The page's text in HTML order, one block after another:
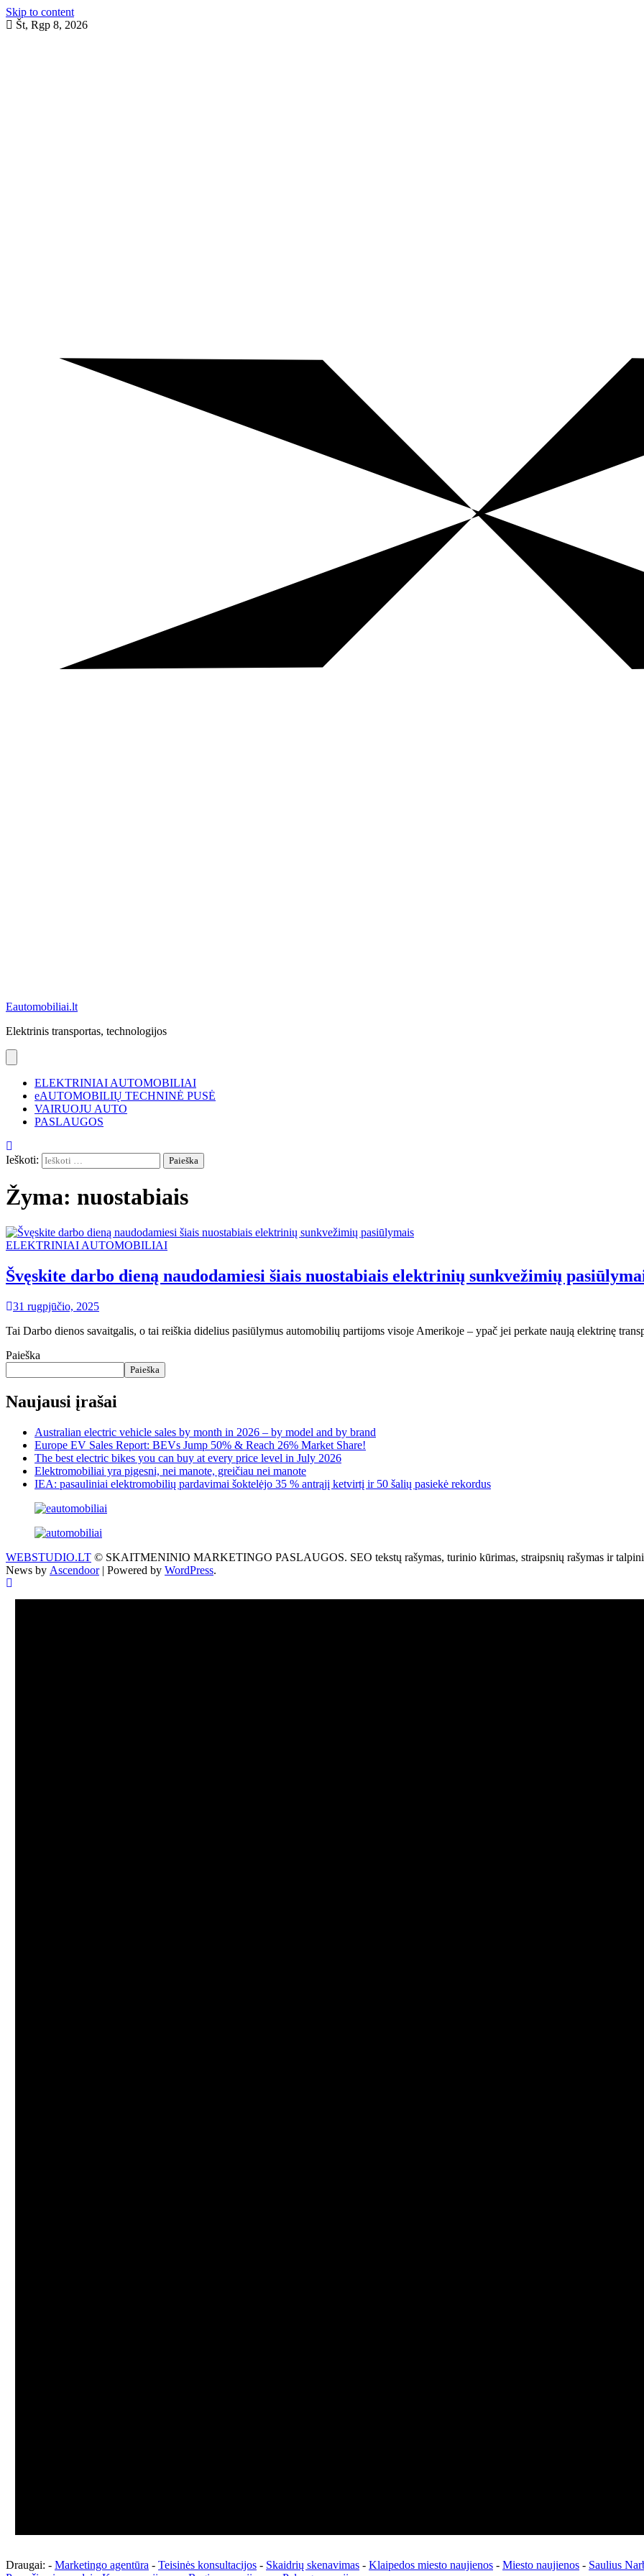
Skip to content
Št, Rgp 8, 2026
Eautomobiliai.lt
Elektrinis transportas, technologijos
ELEKTRINIAI AUTOMOBILIAI
eAUTOMOBILIŲ TECHNINĖ PUSĖ
VAIRUOJU AUTO
PASLAUGOS
Ieškoti:
Žyma: nuostabiais
ELEKTRINIAI AUTOMOBILIAI
Švęskite darbo dieną naudodamiesi šiais nuostabiais elektrinių sunkvežimių
31 rugpjūčio, 2025
Tai Darbo dienos savaitgalis, o tai reiškia didelius pasiūlymus automobilių partijoms visoje Amerikoje – ypač jei perkate naują elektrinę
Paieška
Paieška
Naujausi įrašai
Australian electric vehicle sales by month in 2026 – by model and by brand
Europe EV Sales Report: BEVs Jump 50% & Reach 26% Market Share!
The best electric bikes you can buy at every price level in July 2026
Elektromobiliai yra pigesni, nei manote, greičiau nei manote
IEA: pasauliniai elektromobilių pardavimai šoktelėjo 35 % antrąjį ketvirtį ir 50 šalių pasiekė rekordus
WEBSTUDIO.LT © SKAITMENINIO MARKETINGO PASLAUGOS. SEO tekstų rašymas, turinio kūrimas, straipsnių rašymas ir
News by Ascendoor| Powered by WordPress.
Draugai: - Marketingo agentūra - Teisinės konsultacijos - Skaidrių skenavimas - Klaipedos miesto naujienos - Miesto naujienos - Saulius